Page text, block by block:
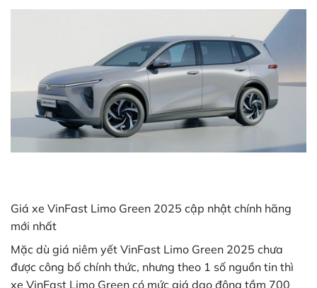
Giá xe VinFast Limo Green 2025 cập nhật chính hãng
mới nhất
Mặc dù giá niêm yết VinFast Limo Green 2025 chưa
được công bố chính thức, nhưng theo 1 số nguồn tin thì
xe VinFast Limo Green có mức giá dao động tầm 700